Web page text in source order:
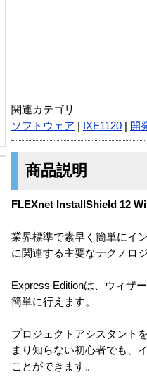
関連カテゴリ
ソフトウェア
IXE1120 開
商品説明
FLEXnet InstallShield 12
業界標準で素早く簡単にイ
に関連する主要なテクノロ
Express Editionは、ウィザ
簡単に行えます。
プロジェクトアシスタント
まり知らない初心者でも、
ことができます。